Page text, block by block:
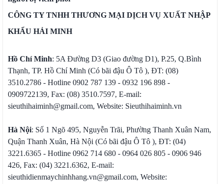
CÔNG TY TNHH THƯƠNG MẠI DỊCH VỤ XUẤT NHẬP
KHẨU HẢI MINH
Hồ Chí Minh: 5A Đường D3 (Giao đường D1), P.25, Q.Bình
Thạnh, TP. Hồ Chí Minh (Có bãi đậu Ô Tô ), ĐT: (08)
3510.2786 - Hotline 0902 787 139 - 0932 196 898 -
0909722139, Fax: (08) 3510.7597, E-mail:
sieuthihaiminh@gmail.com, Website: Sieuthihaiminh.vn
Hà Nội: Số 1 Ngõ 495, Nguyễn Trãi, Phường Thanh Xuân Nam,
Quận Thanh Xuân, Hà Nội (Có bãi đậu Ô Tô ), ĐT: (04)
3221.6365 - Hotline 0962 714 680 - 0964 026 805 - 0906 946
426, Fax: (04) 3221.6362, E-mail:
sieuthidienmaychinhhang.vn@gmail.com, Website: